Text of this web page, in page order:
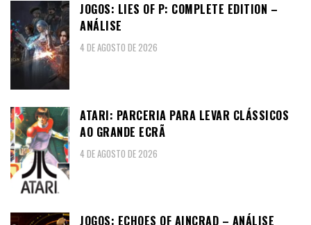
JOGOS: LIES OF P: COMPLETE EDITION –
ANÁLISE
4 DE AGOSTO DE 2026
ATARI: PARCERIA PARA LEVAR CLÁSSICOS
AO GRANDE ECRÃ
4 DE AGOSTO DE 2026
JOGOS: ECHOES OF AINCRAD – ANÁLISE